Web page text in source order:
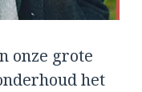
onze grote
het